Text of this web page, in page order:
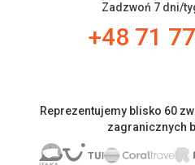
Zadzwoń 7 dni/
+48 71
Reprezentujemy blisko 60
zagranicznych